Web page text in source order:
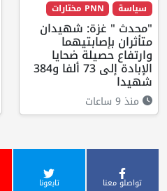
سياسة PNN مختارات
"محدث " غزة: شهيدان
متأثران بإصابتيهما
وارتفاع حصيلة ضحايا
الإبادة إلى 73 ألفا و384
شهيدا
منذ 9 ساعات
تواصلو معنا تابعونا